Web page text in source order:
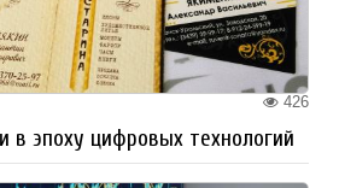
426
в эпоху цифровых технологий